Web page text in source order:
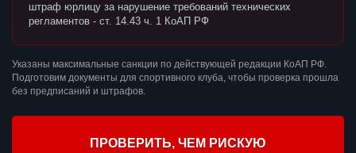
штраф юрлицу за нарушение требований технических
регламентов - ст. 14.43 ч. 1 КоАП РФ
Указаны максимальные санкции по действующей редакции КоАП РФ.
Подготовим документы для спортивного клуба, чтобы проверка прошла
без предписаний и штрафов.
ПРОВЕРИТЬ, ЧЕМ РИСКУЮ